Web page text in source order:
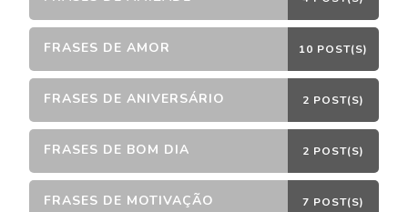
FRASES DE AMOR 10 POST(S)
FRASES DE ANIVERSÁRIO 2 POST(S)
FRASES DE BOM DIA 2 POST(S)
FRASES DE MOTIVAÇÃO 7 POST(S)